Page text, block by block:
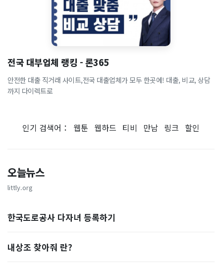
전국 대부업체 랭킹 - 론365
안전한 대출 직거래 사이트,전국 대출업체가 모두 한곳에! 대출, 비교, 상담
까지 다이렉트로
인기 검색어： 웹툰 웹하드 티비 만남 링크 할인
오늘뉴스
littly.org
한국도로공사 다자녀 등록하기
내상조 찾아줘 란?